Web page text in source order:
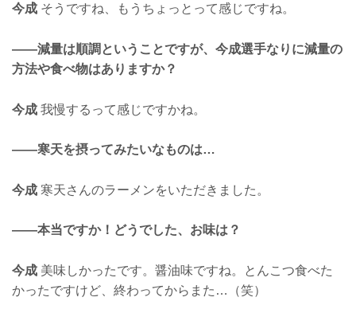
今成 そうですね、もうちょっとって感じですね。
——減量は順調ということですが、今成選手なりに減量の
方法や食べ物はありますか？
今成 我慢するって感じですかね。
——寒天を摂ってみたいなものは…
今成 寒天さんのラーメンをいただきました。
——本当ですか！どうでした、お味は？
今成 美味しかったです。醤油味ですね。とんこつ食べた
かったですけど、終わってからまた…（笑）